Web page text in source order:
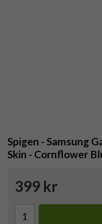
Spigen - Samsung
Skin - Cornflower
399 kr